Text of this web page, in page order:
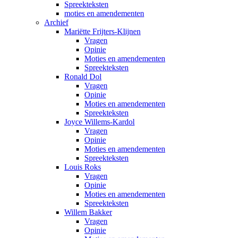
Spreekteksten
moties en amendementen
Archief
Mariëtte Frijters-Klijnen
Vragen
Opinie
Moties en amendementen
Spreekteksten
Ronald Dol
Vragen
Opinie
Moties en amendementen
Spreekteksten
Joyce Willems-Kardol
Vragen
Opinie
Moties en amendementen
Spreekteksten
Louis Roks
Vragen
Opinie
Moties en amendementen
Spreekteksten
Willem Bakker
Vragen
Opinie